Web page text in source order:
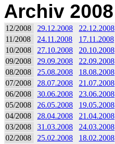
Archiv 2008
12/2008 29.12.2008 22.12.2008
11/2008
24.11.2008 17.11.2008
10/2008
27.10.2008 20.10.2008
09/2008
29.09.2008 22.09.2008
08/2008
25.08.2008 18.08.2008
07/2008
28.07.2008 21.07.2008
06/2008
30.06.2008 23.06.2008
05/2008
26.05.2008 19.05.2008
04/2008
28.04.2008 21.04.2008
03/2008
31.03.2008 24.03.2008
02/2008
25.02.2008 18.02.2008